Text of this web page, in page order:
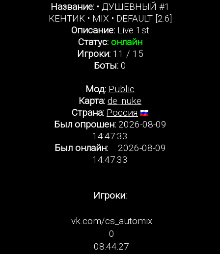
Название:• ДУШЕВНЫЙ #1
КЕНТИK • MIX • DEFAULT [2:6]
Описание:Live 1st
Статус: онлайн
Игроки:11 / 15
Боты: 0
Мод: Public
Карта: de_nuke
Страна: Россия
Был опрошен:2026-08-09
14:47:33
Был онлайн:2026-08-09
14:47:33
Игроки:
vk.com/cs_automix
0
08:44:27